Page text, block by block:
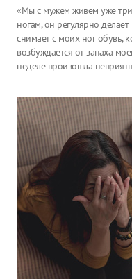
«Мы с мужем живем уже три
ногам, он регулярно делает
снимает с моих ног обувь,
возбуждается от запаха
неделе произошла